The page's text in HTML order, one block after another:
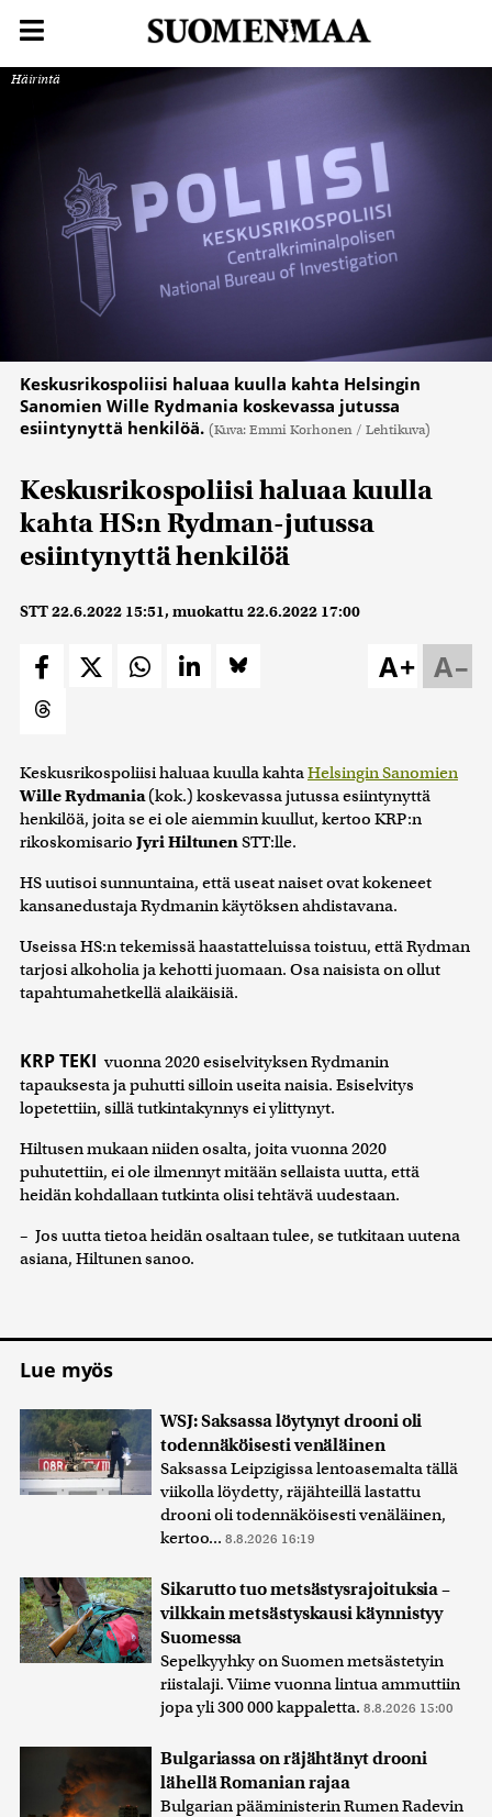
Häirintä
Keskusrikospoliisi haluaa kuulla kahta Helsingin
Sanomien Wille Rydmania koskevassa jutussa
esiintynyttä henkilöä. (Kuva: Emmi Korhonen / Lehtikuva)
Keskusrikospoliisi haluaa kuulla
kahta HS:n Rydman-jutussa
esiintynyttä henkilöä
STT22.6.2022 15:51, muokattu22.6.2022 17:00
A–
A+
Keskusrikospoliisi haluaa kuulla kahtaHelsingin Sanomien
Wille Rydmania(kok.) koskevassa jutussa esiintynyttä
henkilöä, joita se ei ole aiemmin kuullut, kertoo KRP:n
rikoskomisario Jyri HiltunenSTT:lle.
HS uutisoi sunnuntaina, että useat naiset ovat kokeneet
kansanedustaja Rydmanin käytöksen ahdistavana.
Useissa HS:n tekemissä haastatteluissa toistuu, että Rydman
tarjosi alkoholia ja kehotti juomaan. Osa naisista on ollut
tapahtumahetkellä alaikäisiä.
KRP TEKI vuonna 2020 esiselvityksen Rydmanin
tapauksesta ja puhutti silloin useita naisia. Esiselvitys
lopetettiin, sillä tutkintakynnys ei ylittynyt.
Hiltusen mukaan niiden osalta, joita vuonna 2020
puhutettiin, ei ole ilmennyt mitään sellaista uutta, että
heidän kohdallaan tutkinta olisi tehtävä uudestaan.
– Jos uutta tietoa heidän osaltaan tulee, se tutkitaan uutena
asiana, Hiltunen sanoo.
Lue myös
WSJ: Saksassa löytynyt drooni oli
todennäköisesti venäläinen
Saksassa Leipzigissa lentoasemalta tällä
viikolla löydetty, räjähteillä lastattu
drooni oli todennäköisesti venäläinen,
kertoo... 8.8.2026 16:19
Sikarutto tuo metsästysrajoituksia –
vilkkain metsästyskausi käynnistyy
Suomessa
Sepelkyyhky on Suomen metsästetyin
riistalaji. Viime vuonna lintua ammuttiin
jopa yli 300 000 kappaletta. 8.8.2026 15:00
Bulgariassa on räjähtänyt drooni
lähellä Romanian rajaa
Bulgarian pääministerin Rumen Radevin